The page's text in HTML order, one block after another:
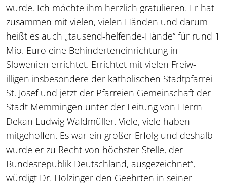
wurde. Ich möchte ihm herzlich gratulieren. Er hat
zusammen mit vielen, vielen Händen und darum
heißt es auch „tausend-helfende-Hände“ für rund 1
Mio. Euro eine Behinderteneinrichtung in
Slowenien errichtet. Errichtet mit vielen Freiw-
illigen insbesondere der katholischen Stadtpfarrei
St. Josef und jetzt der Pfarreien Gemeinschaft der
Stadt Memmingen unter der Leitung von Herrn
Dekan Ludwig Waldmüller. Viele, viele haben
mitgeholfen. Es war ein großer Erfolg und deshalb
wurde er zu Recht von höchster Stelle, der
Bundesrepublik Deutschland, ausgezeichnet“,
würdigt Dr. Holzinger den Geehrten in seiner